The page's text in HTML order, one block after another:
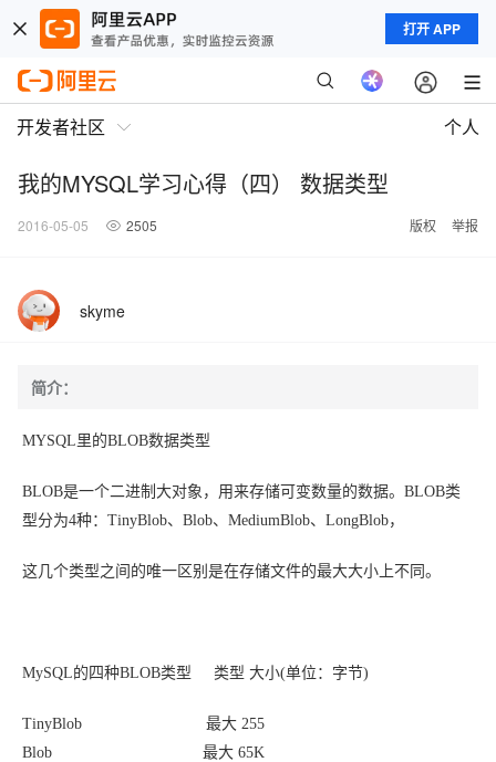
打开 APP
开发者社区 个人
我的MYSQL学习心得（四） 数据类型
2016-05-05 2505 版权 举报
skyme
简介：
MYSQL里的BLOB数据类型
BLOB是一个二进制大对象，用来存储可变数量的数据。BLOB类
型分为4种： TinyBlob、Blob、MediumBlob、LongBlob，
这几个类型之间的唯一区别是在存储文件的最大大小上不同。
MySQL的四种BLOB类型 类型 大小(单位：字节)
TinyBlob 最大 255
Blob 最大 65K